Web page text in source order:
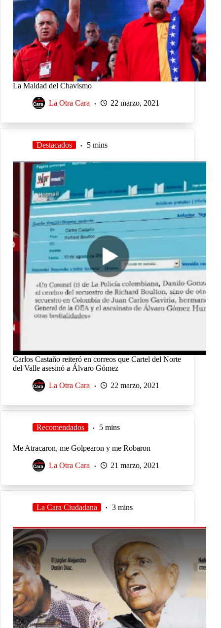
La Maldad del Chavismo
La Otra Cara 22 marzo, 2021
Destacados 5 mins
Carlos Castaño reiteró en correos que Cartel del Norte
del Valle asesinó a Álvaro Gómez
La Otra Cara 22 marzo, 2021
Recomendados 5 mins
Me Atracaron, me Golpearon y me Robaron
La Otra Cara 21 marzo, 2021
La Cara Ciudadana 3 mins